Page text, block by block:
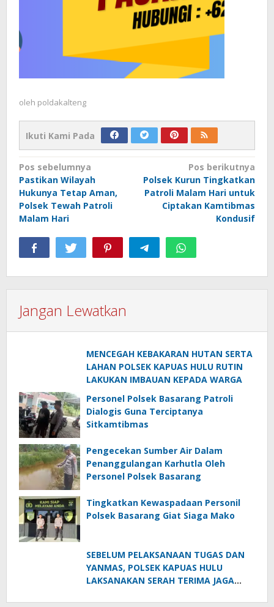
oleh poldakalteng
Ikuti Kami Pada
Navigasi
pos
Pos sebelumnya
Pastikan Wilayah
Hukunya Tetap Aman,
Polsek Tewah Patroli
Malam Hari
Pos berikutnya
Polsek Kurun Tingkatkan
Patroli Malam Hari untuk
Ciptakan Kamtibmas
Kondusif
Jangan Lewatkan
MENCEGAH KEBAKARAN HUTAN SERTA
LAHAN POLSEK KAPUAS HULU RUTIN
LAKUKAN IMBAUAN KEPADA WARGA
Personel Polsek Basarang Patroli
Dialogis Guna Terciptanya
Sitkamtibmas
Pengecekan Sumber Air Dalam
Penanggulangan Karhutla Oleh
Personel Polsek Basarang
Tingkatkan Kewaspadaan Personil
Polsek Basarang Giat Siaga Mako
SEBELUM PELAKSANAAN TUGAS DAN
YANMAS, POLSEK KAPUAS HULU
LAKSANAKAN SERAH TERIMA JAGA